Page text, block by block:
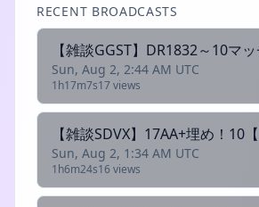
RECENT BROADCASTS
Sun, Aug 2, 2:44 AM UTC
1h17m7s17 views
【雑談SDVX】17AA+埋め！10
Sun, Aug 2, 1:34 AM UTC
1h6m24s16 views